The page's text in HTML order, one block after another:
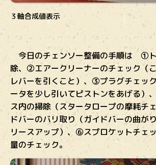
３軸合成値表示
今日のチェンソー整備の手順は ①
除、②エアークリーナーのチェック（
レバーを引くこと）、③プラグチェッ
ータを少し引いてピストンをあげる）
ス内の掃除（スタータロープの摩耗チ
ドバーのバリ取り（ガイドバーの曲が
リースアップ）、⑥スプロケットチェ
量のチェック。